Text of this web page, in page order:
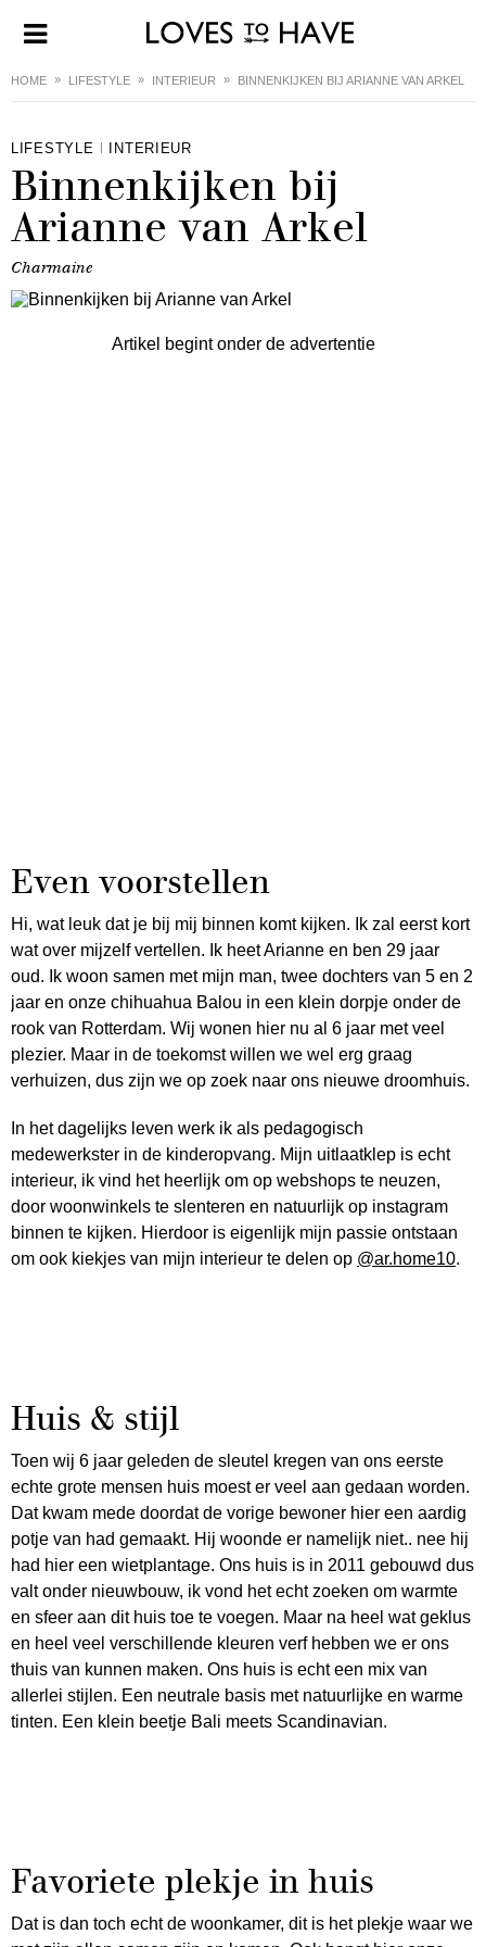
HOME LIFESTYLE INTERIEUR BINNENKIJKEN BIJ ARIANNE VAN ARKEL
LIFESTYLE INTERIEUR
Binnenkijken bij
Arianne van Arkel
Charmaine
Artikel begint onder de advertentie
Even voorstellen
Hi, wat leuk dat je bij mij binnen komt kijken. Ik zal eerst kort
wat over mijzelf vertellen. Ik heet Arianne en ben 29 jaar
oud. Ik woon samen met mijn man, twee dochters van 5 en 2
jaar en onze chihuahua Balou in een klein dorpje onder de
rook van Rotterdam. Wij wonen hier nu al 6 jaar met veel
plezier. Maar in de toekomst willen we wel erg graag
verhuizen, dus zijn we op zoek naar ons nieuwe droomhuis.
In het dagelijks leven werk ik als pedagogisch
medewerkster in de kinderopvang. Mijn uitlaatklep is echt
interieur, ik vind het heerlijk om op webshops te neuzen,
door woonwinkels te slenteren en natuurlijk op instagram
binnen te kijken. Hierdoor is eigenlijk mijn passie ontstaan
om ook kiekjes van mijn interieur te delen op @ar.home10.
Huis & stijl
Toen wij 6 jaar geleden de sleutel kregen van ons eerste
echte grote mensen huis moest er veel aan gedaan worden.
Dat kwam mede doordat de vorige bewoner hier een aardig
potje van had gemaakt. Hij woonde er namelijk niet.. nee hij
had hier een wietplantage. Ons huis is in 2011 gebouwd dus
valt onder nieuwbouw, ik vond het echt zoeken om warmte
en sfeer aan dit huis toe te voegen. Maar na heel wat geklus
en heel veel verschillende kleuren verf hebben we er ons
thuis van kunnen maken. Ons huis is echt een mix van
allerlei stijlen. Een neutrale basis met natuurlijke en warme
tinten. Een klein beetje Bali meets Scandinavian.
Favoriete plekje in huis
Dat is dan toch echt de woonkamer, dit is het plekje waar we